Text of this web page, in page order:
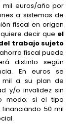
mil euros/año por
a sistemas de
fiscal en origen
decir que el
trabajo sujeto
fiscal puede
distinto según
En euros se
mil a su plan de
y/o invalidez sin
modo; si el tipo
50 mil